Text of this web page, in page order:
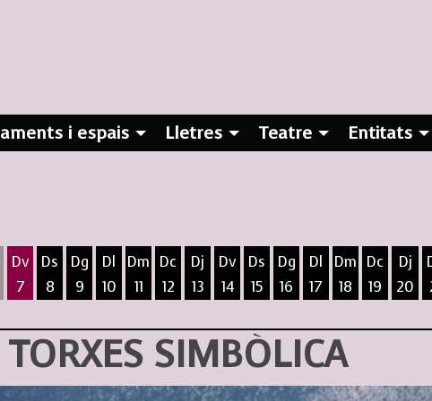
i espais Lletres Teatre Entitats
Dv
7
Ds
8
Dg
9
Dl
10
Dm
11
Dc
12
Dj
13
Dv
14
Ds
15
Dg
16
Dl
17
Dm
18
Dc
19
Dj
20
SIMBÒLICA